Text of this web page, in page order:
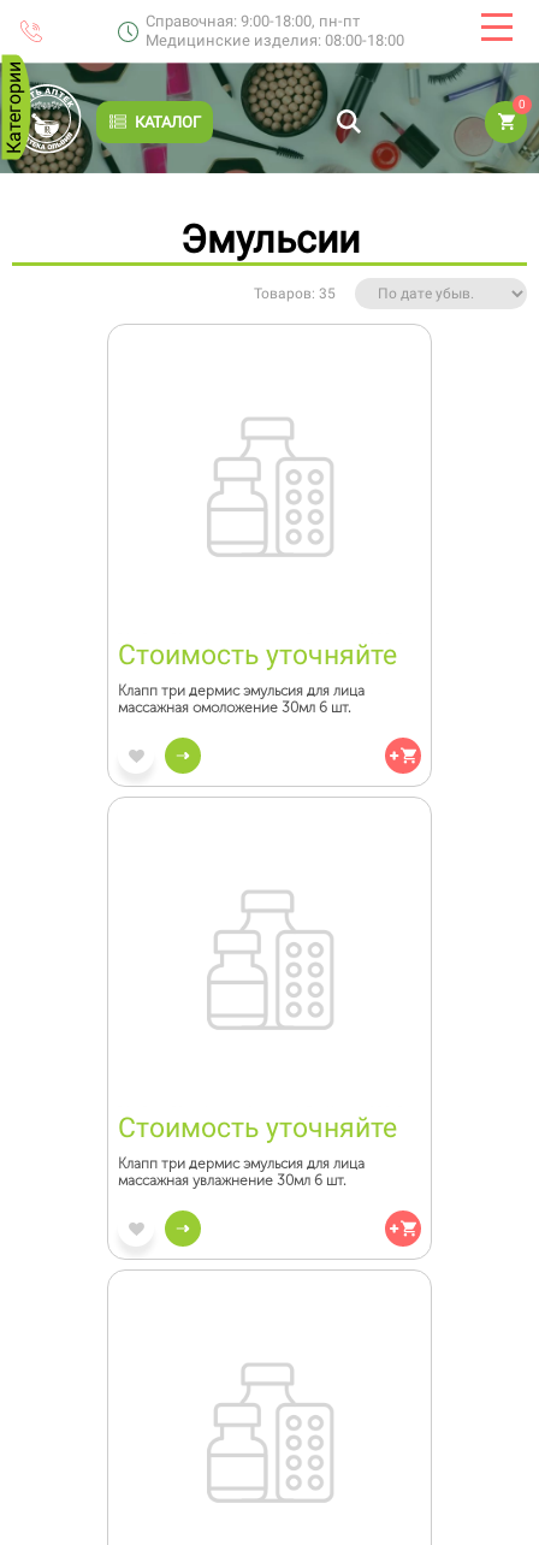
Справочная: 9:00-18:00, пн-пт
Медицинские изделия: 08:00-18:00
КАТАЛОГ
0
Категории
Эмульсии
Товаров: 35
Стоимость уточняйте
Клапп три дермис эмульсия для лица
массажная омоложение 30мл 6 шт.
Стоимость уточняйте
Клапп три дермис эмульсия для лица
массажная увлажнение 30мл 6 шт.